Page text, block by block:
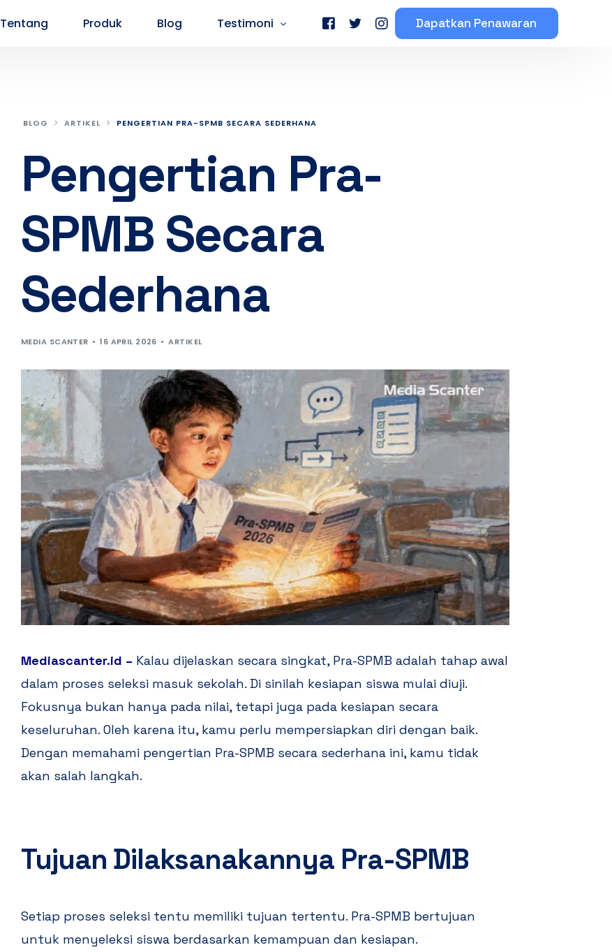
Tentang Produk Blog Testimoni Dapatkan Penawaran
BLOG ARTIKEL PENGERTIAN PRA-SPMB SECARA SEDERHANA
Pengertian Pra-
SPMB Secara
Sederhana
MEDIA SCANTER 16 APRIL 2026 ARTIKEL
Mediascanter.id – Kalau dijelaskan secara singkat, Pra-SPMB adalah tahap awal
dalam proses seleksi masuk sekolah. Di sinilah kesiapan siswa mulai diuji.
Fokusnya bukan hanya pada nilai, tetapi juga pada kesiapan secara
keseluruhan. Oleh karena itu, kamu perlu mempersiapkan diri dengan baik.
Dengan memahami pengertian Pra-SPMB secara sederhana ini, kamu tidak
akan salah langkah.
Tujuan Dilaksanakannya Pra-SPMB
Setiap proses seleksi tentu memiliki tujuan tertentu. Pra-SPMB bertujuan
untuk menyeleksi siswa berdasarkan kemampuan dan kesiapan.